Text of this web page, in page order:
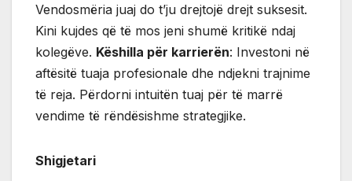
Vendosmëria juaj do t’ju drejtojë drejt suksesit.
Kini kujdes që të mos jeni shumë kritikë ndaj
kolegëve. Këshilla për karrierën: Investoni në
aftësitë tuaja profesionale dhe ndjekni trajnime
të reja. Përdorni intuitën tuaj për të marrë
vendime të rëndësishme strategjike.
Shigjetari